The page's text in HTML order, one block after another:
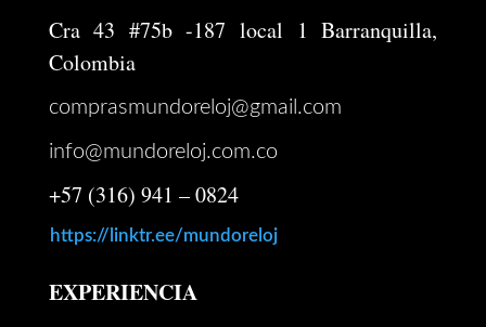
Cra 43 #75b -187 local 1 Barranquilla,
Colombia
comprasmundoreloj@gmail.com
info@mundoreloj.com.co
+57 (316) 941 – 0824
https://linktr.ee/mundoreloj
EXPERIENCIA